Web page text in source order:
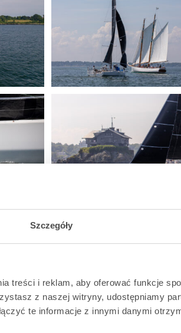
Szczegóły
treści i reklam, aby oferować funkcje
z naszej witryny, udostępniamy
te informacje z innymi danymi